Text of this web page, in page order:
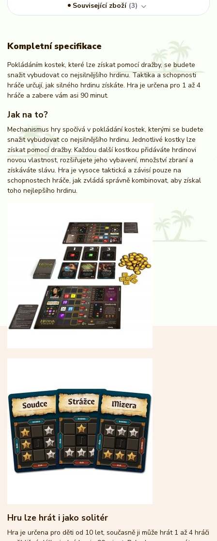
Související zboží 3
Kompletní specifikace
Pokládáním kostek, které lze získat pomocí dražby, se budete
snažit vybudovat co nejsilnějšího hrdinu. Taktika a schopnosti
hráče určují, jak silného hrdinu získáte. Hra je určena pro 1 až 4
hráče a zabere vám asi 90 minut.
Jak na to?
Mechanismus hry spočívá v pokládání kostek, kterými se budete
snažit vybudovat co nejsilnějšího hrdinu. Jednotlivé kostky lze
získat pomocí dražby. Každou další kostkou přidáváte hrdinovi
novou vlastnost, rozšiřujete jeho vybavení, množství zbraní a
získáváte slávu. Hra je vysoce taktická a závisí pouze na
schopnostech hráče, jak zvládá správně kombinovat, aby získal
toho nejlepšího hrdinu.
Hru lze hrát i jako solitér
Hra je určena pro děti od 10 let, současně ji může hrát 1 až 4 hráči